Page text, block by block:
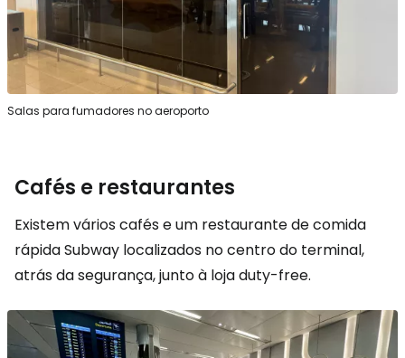
Salas para fumadores no aeroporto
Cafés e restaurantes
Existem vários cafés e um restaurante de comida
rápida Subway localizados no centro do terminal,
atrás da segurança, junto à loja duty-free.